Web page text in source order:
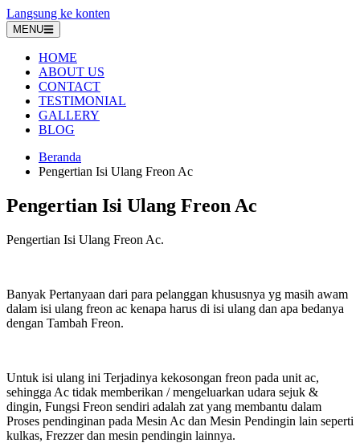
Langsung ke konten
MENU
HOME
ABOUT US
CONTACT
TESTIMONIAL
GALLERY
BLOG
Beranda
Pengertian Isi Ulang Freon Ac
Pengertian Isi Ulang Freon Ac
Pengertian Isi Ulang Freon Ac.
Banyak Pertanyaan dari para pelanggan khususnya yg masih awam
dalam isi ulang freon ac kenapa harus di isi ulang dan apa bedanya
dengan Tambah Freon.
Untuk isi ulang ini Terjadinya kekosongan freon pada unit ac,
sehingga Ac tidak memberikan / mengeluarkan udara sejuk &
dingin, Fungsi Freon sendiri adalah zat yang membantu dalam
Proses pendinginan pada Mesin Ac dan Mesin Pendingin lain seperti
kulkas, Frezzer dan mesin pendingin lainnya.